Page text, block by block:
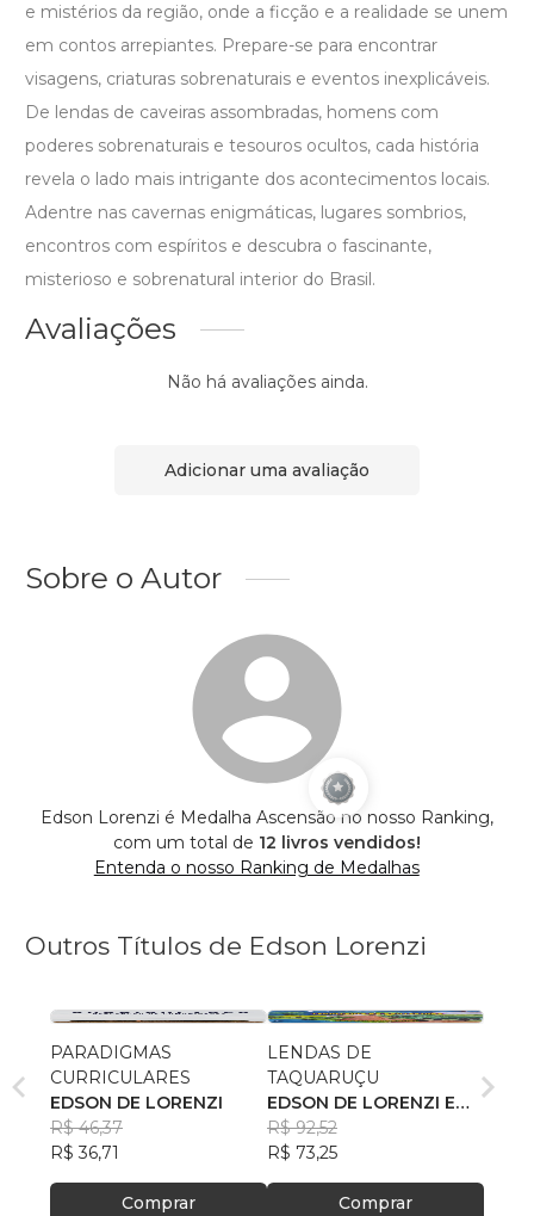
e mistérios da região, onde a ficção e a realidade se unem
em contos arrepiantes. Prepare-se para encontrar
visagens, criaturas sobrenaturais e eventos inexplicáveis.
De lendas de caveiras assombradas, homens com
poderes sobrenaturais e tesouros ocultos, cada história
revela o lado mais intrigante dos acontecimentos locais.
Adentre nas cavernas enigmáticas, lugares sombrios,
encontros com espíritos e descubra o fascinante,
misterioso e sobrenatural interior do Brasil.
Avaliações
Não há avaliações ainda.
Adicionar uma avaliação
Sobre o Autor
Edson Lorenzi é Medalha Ascensão no nosso Ranking,
com um total de 12 livros vendidos!
Entenda o nosso Ranking de Medalhas
Outros Títulos de Edson Lorenzi
PARADIGMAS
CURRICULARES
EDSON DE LORENZI
R$ 46,37
R$ 36,71
Comprar
LENDAS DE
TAQUARUÇU
EDSON DE LORENZI E
SIMONE MORSOLETTO
PRIMON
R$ 92,52
R$ 73,25
Comprar